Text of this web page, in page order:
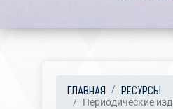
ГЛАВНАЯ РЕСУРСЫ
Периодические